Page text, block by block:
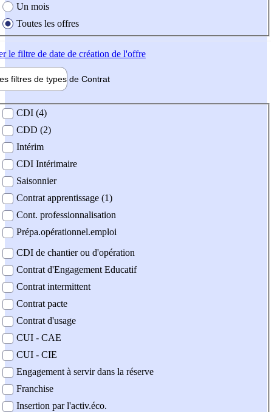
Un mois
Toutes les offres
le filtre de date de création de l'offre
filtres de types de Contrat
contrat
CDI (4)
CDD (2)
Intérim
CDI Intérimaire
Saisonnier
Contrat apprentissage (1)
Cont. professionnalisation
Prépa.opérationnel.emploi
CDI de chantier ou d'opération
Contrat d'Engagement Educatif
Contrat intermittent
Contrat pacte
Contrat d'usage
CUI - CAE
CUI - CIE
Engagement à servir dans la réserve
Franchise
Insertion par l'activ.éco.